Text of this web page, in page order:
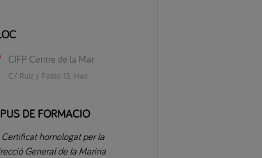
CIFP Centre de la Mar
C/ Ruiz y Pablo 13, Maó
DE FORMACIÓ
Certificat homologat per la
General de la Marina